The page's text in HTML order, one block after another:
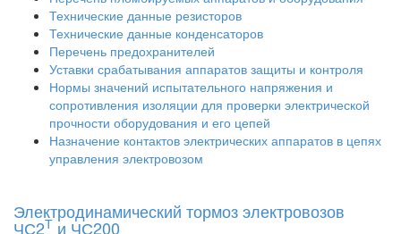
Технические данные резисторов
Технические данные конденсаторов
Перечень предохранителей
Уставки срабатывания аппаратов защиты и контроля
Нормы значений испытательного напряжения и
сопротивления изоляции для проверки электрической
прочности оборудования и его цепей
Назначение контактов электрических аппаратов в цепях
управления электровозом
Электродинамический тормоз электровозов
ЧС2Т и ЧС200